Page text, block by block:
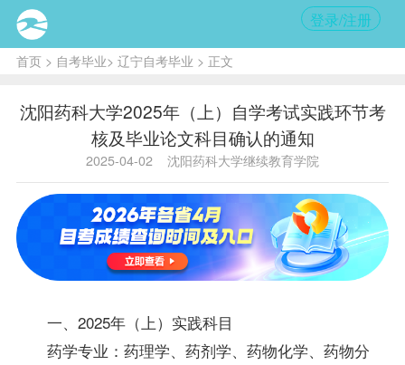
登录/注册
首页> 自考毕业> 辽宁自考毕业 > 正文
沈阳药科大学2025年（上）自学考试实践环节考
核及毕业论文科目确认的通知
2025-04-02 沈阳药科大学继续教育学院
一、2025年（上）实践科目
药学专业：药理学、药剂学、药物化学、药物分